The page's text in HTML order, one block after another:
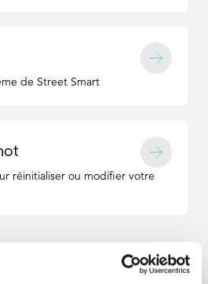
de Street Smart
réinitialiser ou modifier votre